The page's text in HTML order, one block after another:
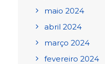
maio 2024
abril 2024
março 2024
fevereiro 2024